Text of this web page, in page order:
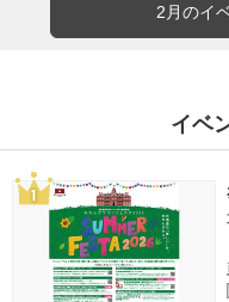
2月のイ
イベ